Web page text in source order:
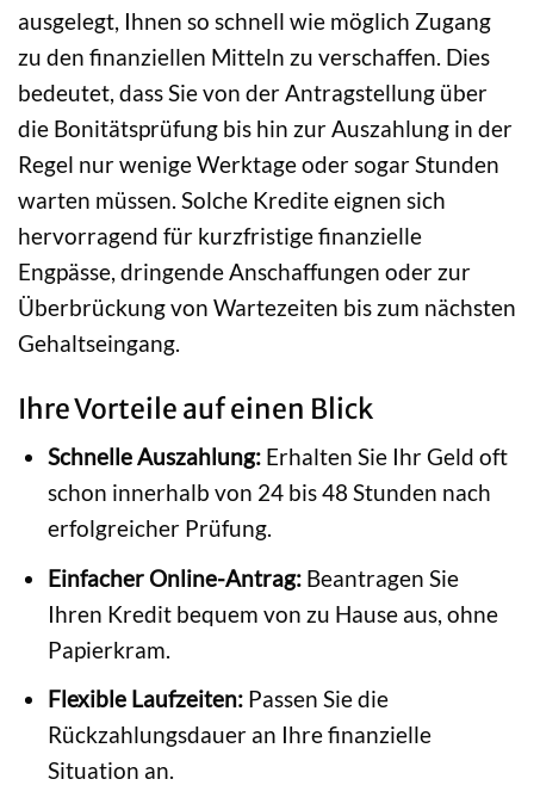
ausgelegt, Ihnen so schnell wie möglich Zugang
zu den finanziellen Mitteln zu verschaffen. Dies
bedeutet, dass Sie von der Antragstellung über
die Bonitätsprüfung bis hin zur Auszahlung in der
Regel nur wenige Werktage oder sogar Stunden
warten müssen. Solche Kredite eignen sich
hervorragend für kurzfristige finanzielle
Engpässe, dringende Anschaffungen oder zur
Überbrückung von Wartezeiten bis zum nächsten
Gehaltseingang.
Ihre Vorteile auf einen Blick
Schnelle Auszahlung:Erhalten Sie Ihr Geld oft
schon innerhalb von 24 bis 48 Stunden nach
erfolgreicher Prüfung.
Einfacher Online-Antrag:Beantragen Sie
Ihren Kredit bequem von zu Hause aus, ohne
Papierkram.
Flexible Laufzeiten:Passen Sie die
Rückzahlungsdauer an Ihre finanzielle
Situation an.